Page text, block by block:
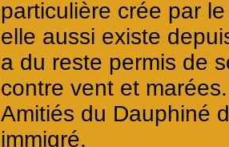
particulière crée par
elle aussi existe
a du reste permis de
contre vent et marées.
Amitiés du Dauphiné
immigré.